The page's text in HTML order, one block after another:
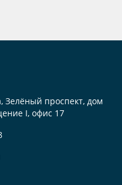
Зелёный проспект, дом
I, офис 17